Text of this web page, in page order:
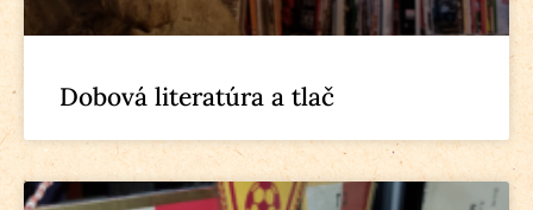
Dobová literatúra a tlač